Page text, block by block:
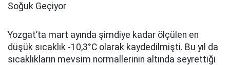
Soğuk Geçiyor
Yozgat’ta mart ayında şimdiye kadar ölçülen en
düşük sıcaklık -10,3°C olarak kaydedilmişti. Bu yıl da
sıcaklıkların mevsim normallerinin altında seyrettiği